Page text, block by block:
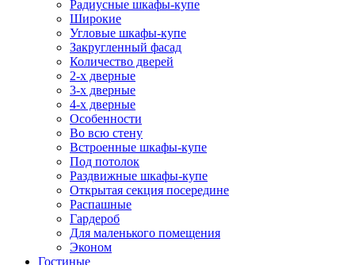
Радиусные шкафы-купе
Широкие
Угловые шкафы-купе
Закругленный фасад
Количество дверей
2-х дверные
3-х дверные
4-х дверные
Особенности
Во всю стену
Встроенные шкафы-купе
Под потолок
Раздвижные шкафы-купе
Открытая секция посередине
Распашные
Гардероб
Для маленького помещения
Эконом
Гостиные